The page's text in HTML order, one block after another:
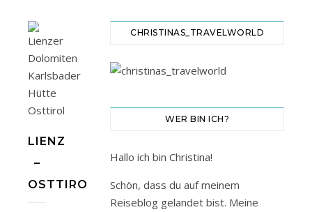
LIENZ
–
OSTTIROL
CHRISTINAS_TRAVELWORLD
WER BIN ICH?
Hallo ich bin Christina!
Schön, dass du auf meinem
Reiseblog gelandet bist. Meine